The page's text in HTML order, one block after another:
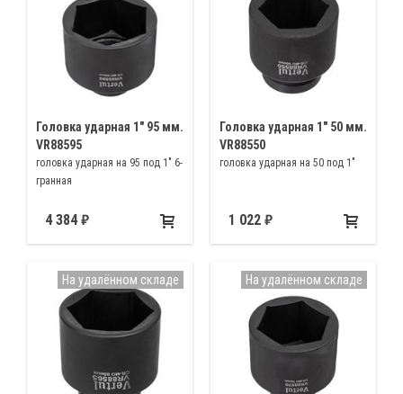
Головка ударная 1″ 95 мм.
VR88595
головка ударная на 95 под 1" 6-
гранная
4 384
Головка ударная 1″ 50 мм.
VR88550
головка ударная на 50 под 1"
1 022
На удалённом складе На удалённом складе